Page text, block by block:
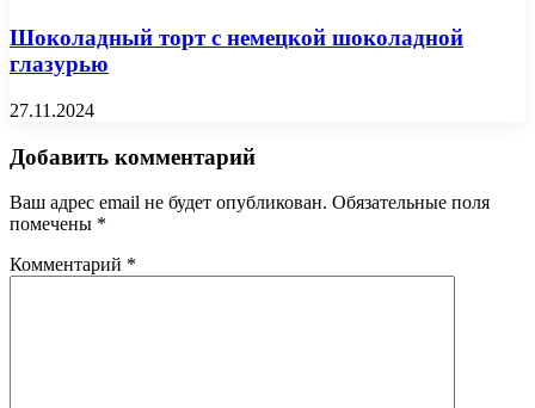
Шоколадный торт с немецкой шоколадной
глазурью
27.11.2024
Добавить комментарий
Ваш адрес email не будет опубликован. Обязательные поля
помечены *
Комментарий *